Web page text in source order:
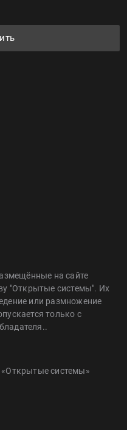
на сайте
"Открытые системы". Их
или размножение
только с
системы»